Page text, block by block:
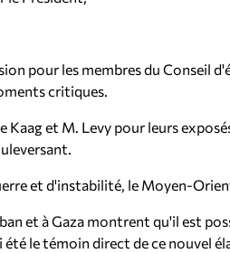
pour les membres du Conseil
critiques.
Kaag et M. Levy pour leurs
et d'instabilité, le Moyen-
et à Gaza montrent qu'il est
le témoin direct de ce nouvel